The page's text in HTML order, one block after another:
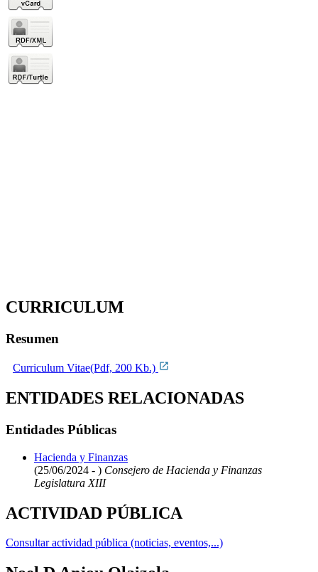
CURRICULUM
Resumen
Curriculum Vitae(Pdf, 200 Kb.)
ENTIDADES RELACIONADAS
Entidades Públicas
Hacienda y Finanzas
(25/06/2024 - ) Consejero de Hacienda y Finanzas
Legislatura XIII
ACTIVIDAD PÚBLICA
Consultar actividad pública (noticias, eventos,...)